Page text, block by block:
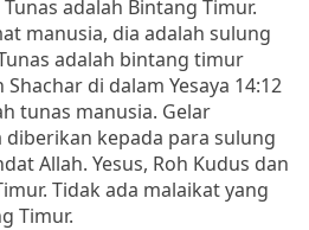
adalah Bintang Timur.
manusia, dia adalah sulung
adalah bintang timur
di dalam Yesaya 14:12
tunas manusia. Gelar
diberikan kepada para sulung
Allah. Yesus, Roh Kudus dan
Tidak ada malaikat yang
Timur.